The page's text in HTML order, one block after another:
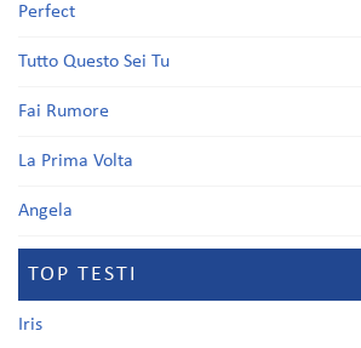
Perfect
Tutto Questo Sei Tu
Fai Rumore
La Prima Volta
Angela
TOP TESTI
Iris